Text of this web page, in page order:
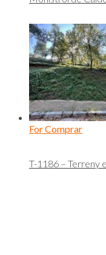
For Comprar
T-1186 – Terreny